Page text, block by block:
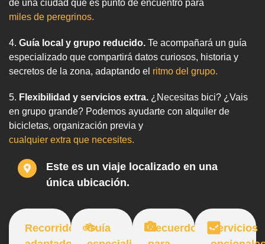
de una ciudad que es punto de encuentro para
miles de peregrinos.
4. Guía local y grupo reducido. Te acompañará un guía
especializado que compartirá datos curiosos, historia y
secretos de la zona, adaptando el ritmo del grupo.
5. Flexibilidad y servicios extra. ¿Necesitas bici? ¿Vais
en grupo grande? Podemos ayudarte con alquiler de
bicicletas, organización previa y
cualquier extra que necesites.
Este es un viaje localizado en una
única ubicación.
Recorrido
Guía
Recuerdos
Servicios